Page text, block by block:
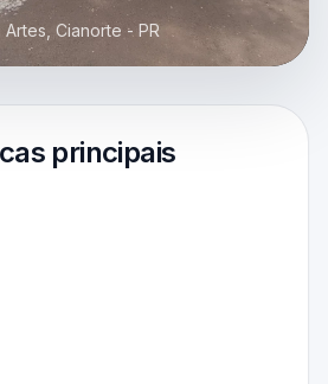
Cianorte - PR
principais